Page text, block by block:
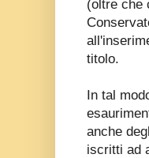
(oltre che
titolo.
In tal
anche
iscritti ad